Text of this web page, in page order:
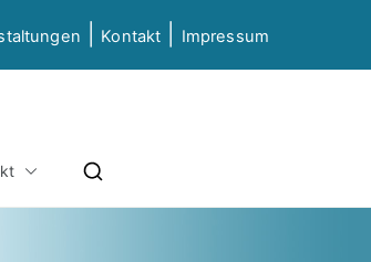
Kontakt Impressum
NRW